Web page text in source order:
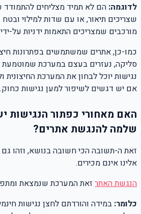
לדוגמה: הם לא תמיד מצליחים להתמודד
שצריכים תיאור, או עם שדות למילוי
מורכבים שמצריכים התאמות ידניות על-
כמו-כן, אתרים שמשתמשים בפתרונות
סליקה, נעזרים בעצם במערכת
נגישות יוכל לבחון את המערכת
אם יש דגשים לשיפור למען נגישות כחוק.
האם מאחורי כפתור הנגישות
שלמה להנגשת אתרים?
זאת ה-תשובה הכי חשובה בנושא, וזהו
אלינו אינם מכירים.
הנגשת האתר זאת המערכת שנמצאת
כלומר: במידה והורדתם לחצן נגישות